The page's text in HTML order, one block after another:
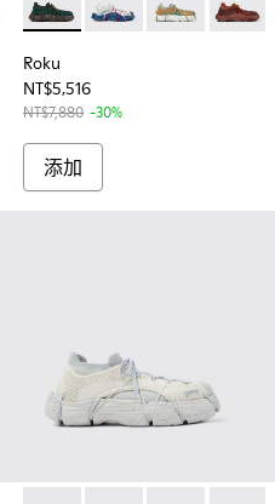
紡織運動鞋
男士多色紡織運動鞋
012 - 男款綠色休閒鞋
010 - 男款勃根地酒紅
Roku - K100953-009 - 男款咖
Roku - K100953-008 -
Roku -Roku -
Roku - K100953-012 - 男款
Roku - K100953-014
Roku -Roku
Roku
NT$5,516
NT$7,880 -30%
添加